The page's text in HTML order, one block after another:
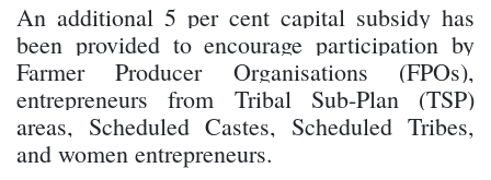
An additional 5 per cent capital subsidy has
been provided to encourage participation by
Farmer Producer Organisations (FPOs),
entrepreneurs from Tribal Sub-Plan (TSP)
areas, Scheduled Castes, Scheduled Tribes,
and women entrepreneurs.